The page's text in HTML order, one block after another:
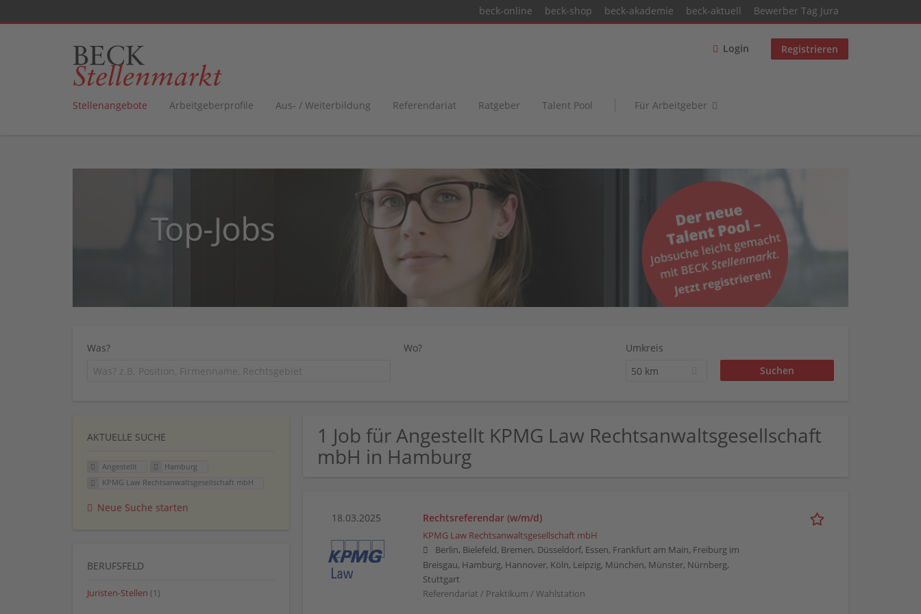
beck-online beck-shop beck-akademie beck-aktuell Bewerber Tag Jura
Login Registrieren
Stellenangebote Arbeitgeberprofile Aus- / Weiterbildung Referendariat Ratgeber Talent Pool Für Arbeitgeber
Was? Wo?
Umkreis
50 km
1 Job für Angestellt KPMG Law Rechtsanwaltsgesellschaft
mbH in Hamburg
18.03.2025 Rechtsreferendar (w/m/d)
KPMG Law Rechtsanwaltsgesellschaft mbH
Berlin, Bielefeld, Bremen, Düsseldorf, Essen, Frankfurt am Main, Freiburg im
Breisgau, Hamburg, Hannover, Köln, Leipzig, München, Münster, Nürnberg,
Stuttgart
Referendariat / Praktikum / Wahlstation
AKTUELLE SUCHE
Angestellt
Hamburg
KPMG Law Rechtsanwaltsgesellschaft mbH
Neue Suche starten
BERUFSFELD
Juristen-Stellen (1)